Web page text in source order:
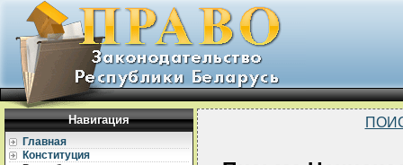
Навигация
Главная
Конституция